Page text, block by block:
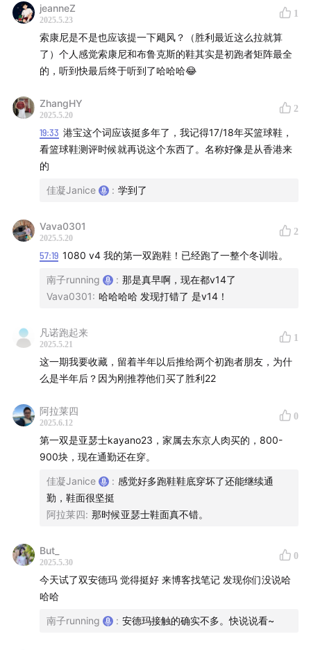
支撑选runner2
柔软稳定先surfer2
迪卡侬
ks900light
Altra
torin系列
微博 / 小程序 / 服务号 / 小红书：@跑者日历
公众号： 跑者日历RUN365
跑者日历播客矩阵：跑者日历/装备说/PB计划/跑圈速递/
首百计划
加入听众群：请添加客服微信号 paozherili
jeanneZ
2025.5.23
1
索康尼是不是也应该提一下飓风？（胜利最近这么拉就算
了）个人感觉索康尼和布鲁克斯的鞋其实是初跑者矩阵最全
的，听到快最后终于听到了哈哈哈😂
ZhangHY
2025.5.20
2
19:33 港宝这个词应该挺多年了，我记得17/18年买篮球鞋，
看篮球鞋测评时候就再说这个东西了。名称好像是从香港来
的
佳凝Janice : 学到了
Vava0301
2025.5.20
2
57:19 1080 v4 我的第一双跑鞋！已经跑了一整个冬训啦。
南子running : 那是真早啊，现在都v14了
Vava0301: 哈哈哈哈 发现打错了 是v14！
凡诺跑起来
2025.5.21
1
这一期我要收藏，留着半年以后推给两个初跑者朋友，为什
么是半年后？因为刚推荐他们买了胜利22
阿拉莱四
2025.6.12
0
第一双是亚瑟士kayano23，家属去东京人肉买的，800-
900块，现在通勤还在穿。
佳凝Janice : 感觉好多跑鞋鞋底穿坏了还能继续通
勤，鞋面很坚挺
阿拉莱四: 那时候亚瑟士鞋面真不错。
But_
2025.5.30
0
今天试了双安德玛 觉得挺好 来博客找笔记 发现你们没说哈
哈哈
南子running : 安德玛接触的确实不多。快说说看~